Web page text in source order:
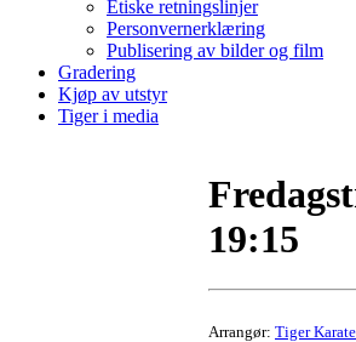
Etiske retningslinjer
Personvernerklæring
Publisering av bilder og film
Gradering
Kjøp av utstyr
Tiger i media
19:15
Arrangør: Tiger